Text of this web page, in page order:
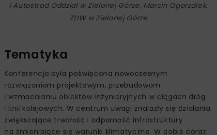
i Autostrad Oddział w Zielonej Górze, Marcin Ogorzałek,
ZDW w Zielonej Górze
Tematyka
Konferencja była poświęcona nowoczesnym
rozwiązaniom projektowym, przebudowom
i wzmacnianiu obiektów inżynieryjnych w ciągach dróg
i linii kolejowych. W centrum uwagi znalazły się działania
zwiększające trwałość i odporność infrastruktury
na zmieniające się warunki klimatyczne. W dobie coraz